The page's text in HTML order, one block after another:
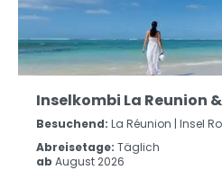
Inselkombi La Reunion
Besuchend: La Réunion | Insel
Abreisetage: Täglich
ab August 2026